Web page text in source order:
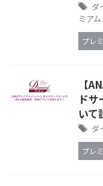
ダ
ミア
プレ
【
ド
いて
ダ
プレ